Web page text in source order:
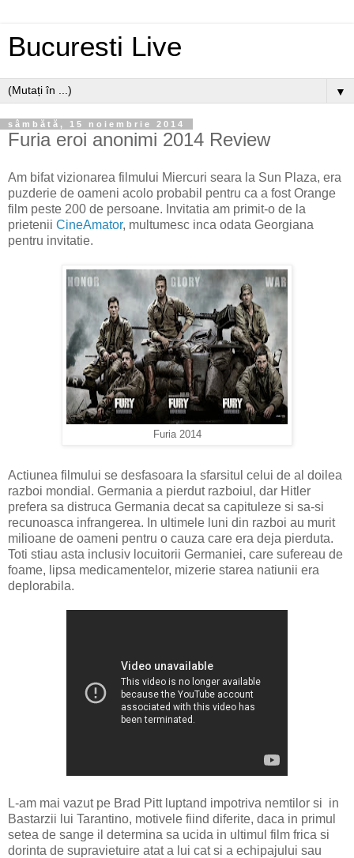
Bucuresti Live
▼
sâmbătă, 15 noiembrie 2014
Furia eroi anonimi 2014 Review
Am bifat vizionarea filmului Miercuri seara la Sun Plaza, era
puzderie de oameni acolo probabil pentru ca a fost Orange
film peste 200 de persoane. Invitatia am primit-o de la
prietenii CineAmator, multumesc inca odata Georgiana
pentru invitatie.
Furia 2014
Actiunea filmului se desfasoara la sfarsitul celui de al doilea
razboi mondial. Germania a pierdut razboiul, dar Hitler
prefera sa distruca Germania decat sa capituleze si sa-si
recunoasca infrangerea. In ultimele luni din razboi au murit
milioane de oameni pentru o cauza care era deja pierduta.
Toti stiau asta inclusiv locuitorii Germaniei, care sufereau de
foame, lipsa medicamentelor, mizerie starea natiunii era
deplorabila.
L-am mai vazut pe Brad Pitt luptand impotriva nemtilor si in
Bastarzii lui Tarantino, motivele fiind diferite, daca in primul
setea de sange il determina sa ucida in ultimul film frica si
dorinta de supravietuire atat a lui cat si a echipajului sau